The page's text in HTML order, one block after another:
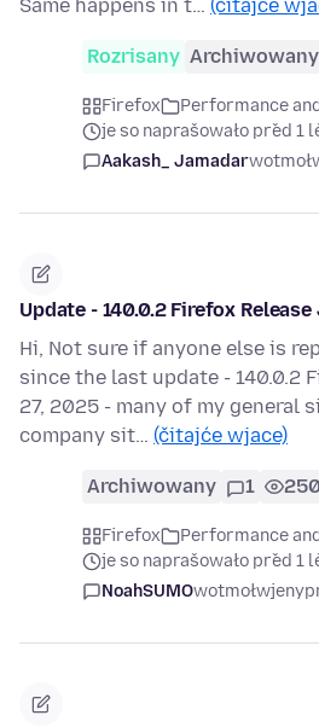
Same happens in t… (čitajće
Rozrisany Archiwowany
Firefox
Performance
je so naprašowało před 1
Aakash_ Jamadar
Update - 140.0.2 Firefox
Hi, Not sure if anyone else is
since the last update - 140.0.2
27, 2025 - many of my general
company sit… (čitajće wjace)
Archiwowany 1
Firefox
Performance
je so naprašowało před 1
NoahSUMOwotmołwjeny